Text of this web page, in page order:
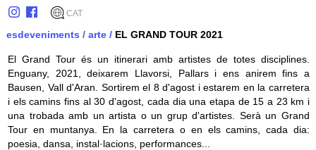
e
n
a
v
i
g
a
CAT
esdeveniments / arte / EL GRAND TOUR 2021
El Grand Tour és un itinerari amb artistes de totes disciplines.
Enguany, 2021, deixarem Llavorsi , Pallars i ens anirem fins a
Bausen, Vall d'Aran. Sortirem el 8 d'agost i estarem en la carretera
i els camins fins al 30 d'agost, cada dia una etapa de 15 a 23 km i
una trobada amb un artista o un grup d'artistes. Serà un Grand
Tour en muntanya. En la carretera o en els camins, cada dia:
poesia, dansa, instal·lacions, performances